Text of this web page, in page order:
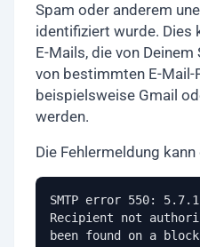
Spam oder anderem
identifiziert wurde. Dies
E-Mails, die von
von bestimmten E-Mail-
beispielsweise Gmail
werden.
Die Fehlermeldung
SMTP error 550: 5.7.1
Recipient not
been found on a